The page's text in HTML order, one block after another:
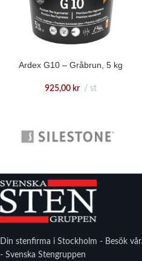
Ardex G10 – Gråbrun, 5 kg
925,00 kr st
Din stenfirma i Stockholm - Besök
- Svenska Stengruppen